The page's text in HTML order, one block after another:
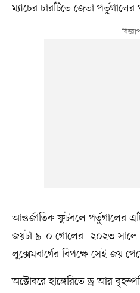
ম্যাচের চারটিতে জেতা পর্তুগালের
আন্তর্জাতিক ফুটবলে পর্তুগালের
জয়টা ৯-০ গোলের। ২০২৩ সালে
লুক্সেমবার্গের বিপক্ষে সেই জয়
অক্টোবরে হাঙ্গেরিতে ড্র আর